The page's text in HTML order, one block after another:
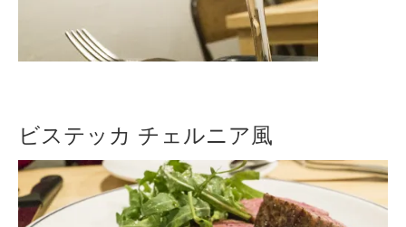
ビステッカ チェルニア風